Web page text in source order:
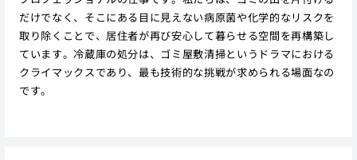
だけでなく、そこにある目に見えない病原菌や化学的なリスクを
取り除くことで、居住者が再び安心して暮らせる空間を再構築し
ています。冷蔵庫の処分は、ゴミ屋敷清掃というドラマにおける
クライマックスであり、最も技術的な挑戦が求められる場面なの
です。